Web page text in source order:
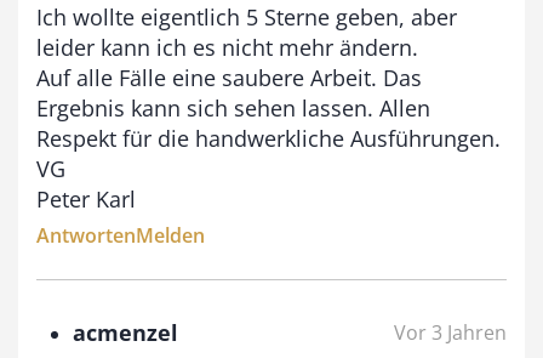
b
i
s
9
Ich wollte eigentlich 5 Sterne geben, aber
leider kann ich es nicht mehr ändern.
Auf alle Fälle eine saubere Arbeit. Das
Ergebnis kann sich sehen lassen. Allen
Respekt für die handwerkliche Ausführungen.
VG
Peter Karl
AntwortenMelden
acmenzel Vor 3 Jahren